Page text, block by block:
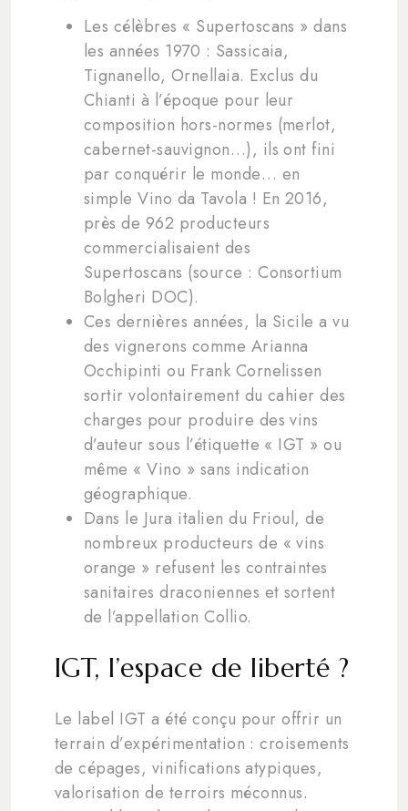
Les célèbres « Supertoscans » dans
les années 1970 : Sassicaia,
Tignanello, Ornellaia. Exclus du
Chianti à l’époque pour leur
composition hors-normes (merlot,
cabernet-sauvignon…), ils ont fini
par conquérir le monde… en
simple Vino da Tavola ! En 2016,
près de 962 producteurs
commercialisaient des
Supertoscans (source : Consortium
Bolgheri DOC).
Ces dernières années, la Sicile a vu
des vignerons comme Arianna
Occhipinti ou Frank Cornelissen
sortir volontairement du cahier des
charges pour produire des vins
d’auteur sous l’étiquette « IGT » ou
même « Vino » sans indication
géographique.
Dans le Jura italien du Frioul, de
nombreux producteurs de « vins
orange » refusent les contraintes
sanitaires draconiennes et sortent
de l’appellation Collio.
IGT, l’espace de liberté ?
Le label IGT a été conçu pour offrir un
terrain d’expérimentation : croisements
de cépages, vinifications atypiques,
valorisation de terroirs méconnus.